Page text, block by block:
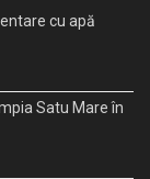
cu apă
Satu Mare în